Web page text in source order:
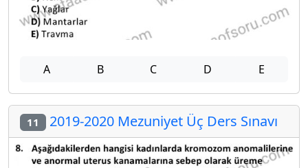
A B C D E
11 2019-2020 Mezuniyet Üç Ders Sınavı